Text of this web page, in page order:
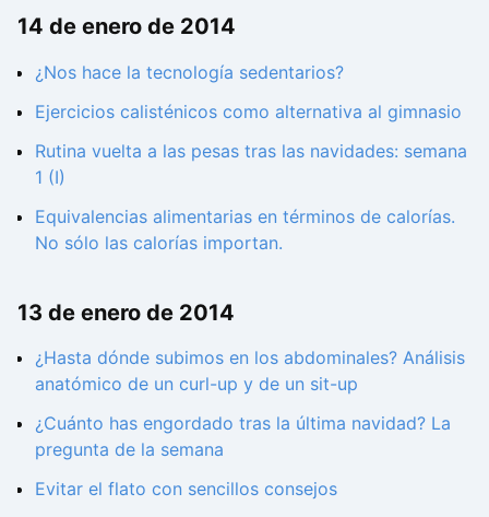
14 de enero de 2014
¿Nos hace la tecnología sedentarios?
Ejercicios calisténicos como alternativa al gimnasio
Rutina vuelta a las pesas tras las navidades: semana
1 (I)
Equivalencias alimentarias en términos de calorías.
No sólo las calorías importan.
13 de enero de 2014
¿Hasta dónde subimos en los abdominales? Análisis
anatómico de un curl-up y de un sit-up
¿Cuánto has engordado tras la última navidad? La
pregunta de la semana
Evitar el flato con sencillos consejos